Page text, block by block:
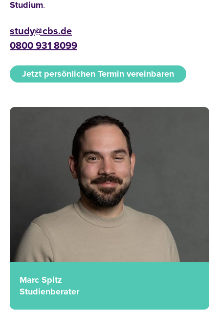
Studium.
study@cbs.de
0800 931 8099
Jetzt persönlichen Termin vereinbaren
Marc Spitz
Studienberater